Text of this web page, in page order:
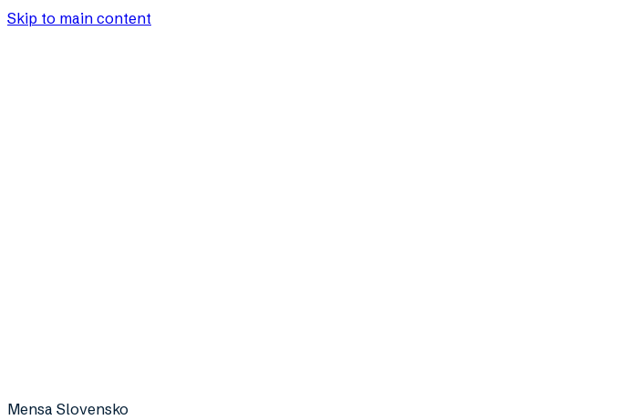
Skip to main content
Mensa Slovensko